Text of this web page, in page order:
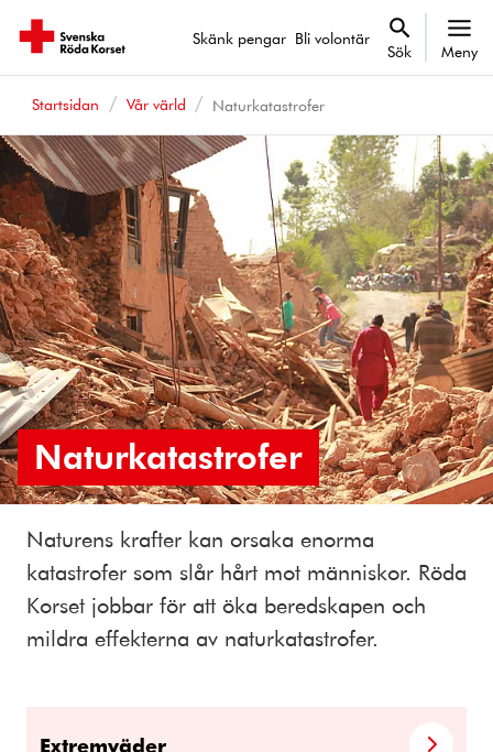
Skänk pengar Bli volontär
Sök Meny
Startsidan Vår värld Naturkatastrofer
Naturkatastrofer
Naturens krafter kan orsaka enorma
katastrofer som slår hårt mot människor. Röda
Korset jobbar för att öka beredskapen och
mildra effekterna av naturkatastrofer.
Extremväder